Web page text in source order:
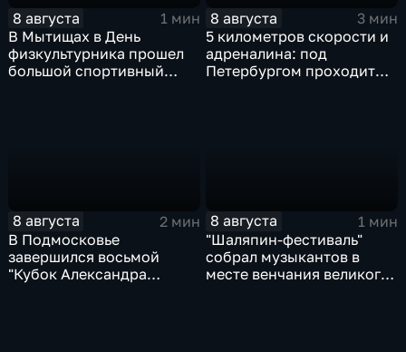
8 августа
1 мин
В Мытищах в День
физкультурника прошел
большой спортивный
8 августа
3 мин
5 километров скорости и
адреналина: под
Петербургом проходит
8 августа
2 мин
В Подмосковье
завершился восьмой
"Кубок Александра
8 августа
1 мин
"Шаляпин‑фестиваль"
собрал музыкантов в
месте венчания великого